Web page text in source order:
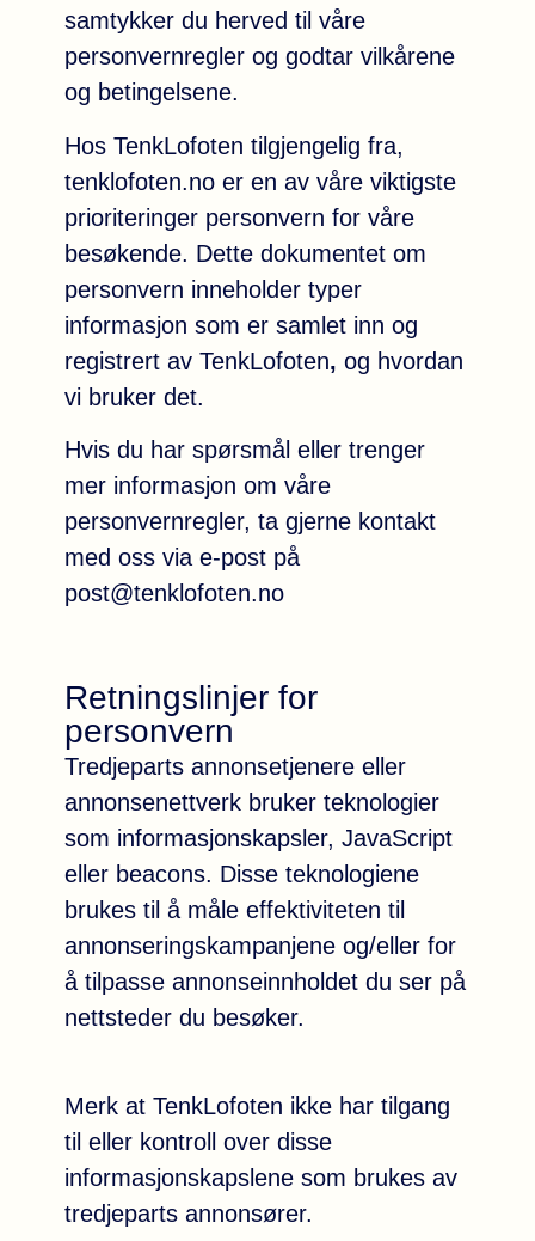
samtykker du herved til våre
personvernregler og godtar vilkårene
og betingelsene.
Hos TenkLofoten tilgjengelig fra,
tenklofoten.no er en av våre viktigste
prioriteringer personvern for våre
besøkende. Dette dokumentet om
personvern inneholder typer
informasjon som er samlet inn og
registrert av TenkLofoten, og hvordan
vi bruker det.
Hvis du har spørsmål eller trenger
mer informasjon om våre
personvernregler, ta gjerne kontakt
med oss via e-post på
post@tenklofoten.no
Retningslinjer for
personvern
Tredjeparts annonsetjenere eller
annonsenettverk bruker teknologier
som informasjonskapsler, JavaScript
eller beacons. Disse teknologiene
brukes til å måle effektiviteten til
annonseringskampanjene og/eller for
å tilpasse annonseinnholdet du ser på
nettsteder du besøker.
Merk at TenkLofoten ikke har tilgang
til eller kontroll over disse
informasjonskapslene som brukes av
tredjeparts annonsører.